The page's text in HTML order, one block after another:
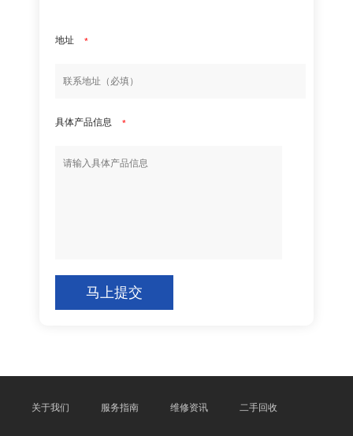
地址 *
具体产品信息 *
马上提交
关于我们 服务指南 维修资讯 二手回收